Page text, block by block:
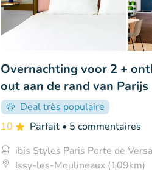
Overnachting voor 2 +
out aan de rand van Parijs
Deal très populaire
10
Parfait • 5 commentaires
ibis Styles Paris Porte de
Issy-les-Moulineaux (109km)